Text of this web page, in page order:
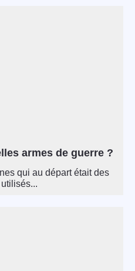
armes de guerre ?
qui au départ était des